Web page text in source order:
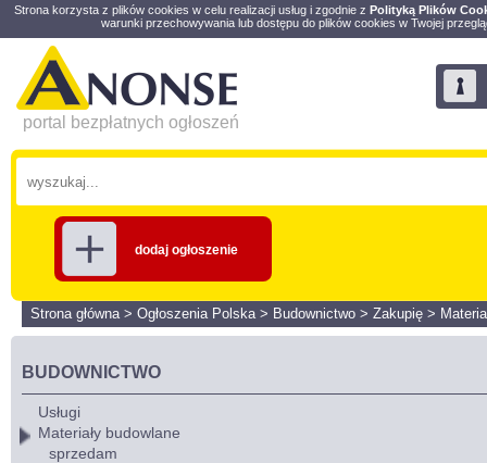
Strona korzysta z plików cookies w celu realizacji usług i zgodnie z Polityką Plików
warunki przechowywania lub dostępu do plików cookies w Twojej
portal bezpłatnych ogłoszeń
dodaj ogłoszenie
Strona główna> Ogłoszenia Polska> Budownictwo > Zakupię >
BUDOWNICTWO
Usługi
Materiały budowlane
sprzedam